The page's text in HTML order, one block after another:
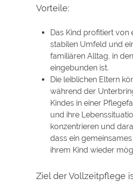
Vorteile:
Das Kind profitiert von
stabilen Umfeld und
familiären Alltag, in
eingebunden ist.
Die leiblichen Eltern
während der
Kindes in einer
und ihre
konzentrieren und
dass ein
ihrem Kind wieder
Ziel der Vollzeitpflege